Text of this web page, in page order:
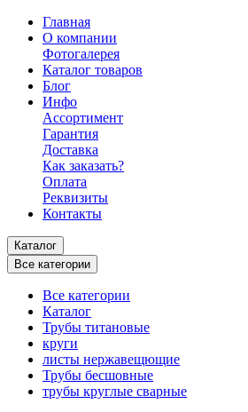
Главная
О компании
Фотогалерея
Каталог товаров
Блог
Инфо
Ассортимент
Гарантия
Доставка
Как заказать?
Оплата
Реквизиты
Контакты
Каталог
Все категории
Все категории
Каталог
Трубы титановые
круги
листы нержавещющие
Трубы бесшовные
трубы круглые сварные